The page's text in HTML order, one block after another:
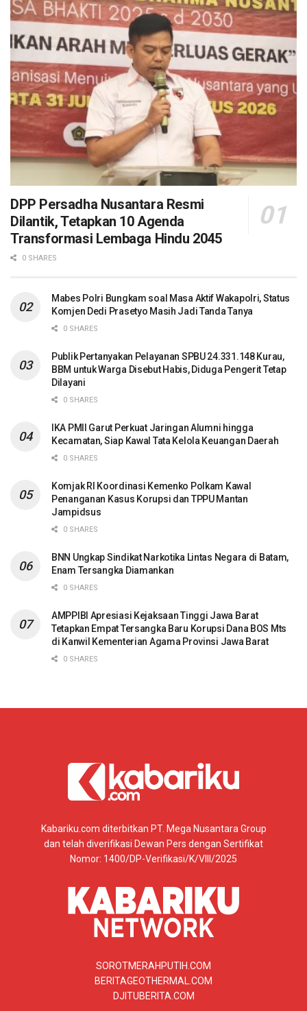
DPP Persadha Nusantara Resmi
Dilantik, Tetapkan 10 Agenda
Transformasi Lembaga Hindu 2045
0 SHARES
Mabes Polri Bungkam soal Masa Aktif Wakapolri, Status
Komjen Dedi Prasetyo Masih Jadi Tanda Tanya
0 SHARES
Publik Pertanyakan Pelayanan SPBU 24.331.148 Kurau,
BBM untuk Warga Disebut Habis, Diduga Pengerit Tetap
Dilayani
0 SHARES
IKA PMII Garut Perkuat Jaringan Alumni hingga
Kecamatan, Siap Kawal Tata Kelola Keuangan Daerah
0 SHARES
Komjak RI Koordinasi Kemenko Polkam Kawal
Penanganan Kasus Korupsi dan TPPU Mantan
Jampidsus
0 SHARES
BNN Ungkap Sindikat Narkotika Lintas Negara di Batam,
Enam Tersangka Diamankan
0 SHARES
AMPPIBI Apresiasi Kejaksaan Tinggi Jawa Barat
Tetapkan Empat Tersangka Baru Korupsi Dana BOS Mts
di Kanwil Kementerian Agama Provinsi Jawa Barat
0 SHARES
Kabariku.com diterbitkan PT. Mega Nusantara Group
dan telah diverifikasi Dewan Pers dengan Sertifikat
Nomor: 1400/DP-Verifikasi/K/VIII/2025
SOROTMERAHPUTIH.COM
BERITAGEOTHERMAL.COM
DJITUBERITA.COM